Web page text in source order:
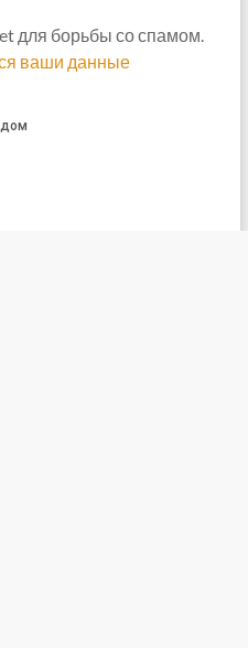
для борьбы со спамом.
ваши данные